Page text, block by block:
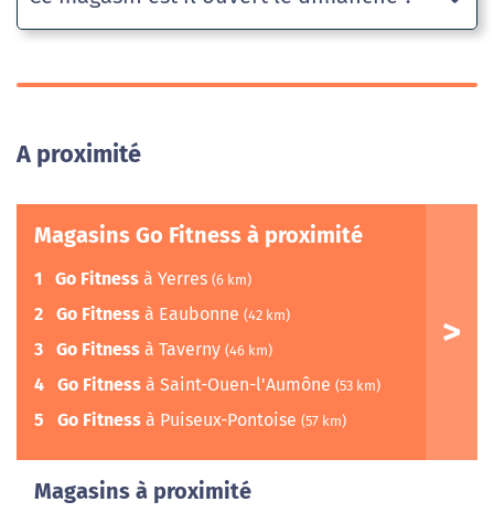
A proximité
Magasins Go Fitness à proximité
1 Go Fitness à Yerres (6 km)
2 Go Fitness à Eaubonne (42 km)
3 Go Fitness à Taverny (46 km)
4 Go Fitness à Saint-Ouen-l'Aumône (53 km)
5 Go Fitness à Puiseux-Pontoise (57 km)
Magasins à proximité